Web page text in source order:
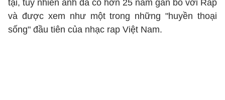
tại, tuy nhiên anh đã có hơn 25 năm gắn bó với Rap
và được xem như một trong những "huyền thoại
sống" đầu tiên của nhạc rap Việt Nam.